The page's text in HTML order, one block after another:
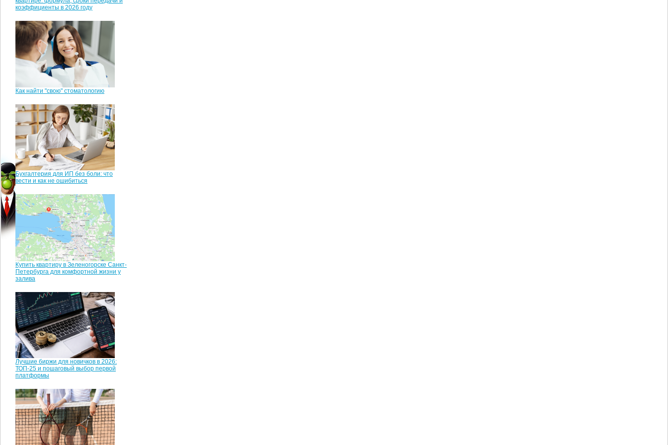
коэффициенты в 2026 году
Как найти "свою" стоматологию
Бухгалтерия для ИП без боли: что
вести и как не ошибиться
Купить квартиру в Зеленогорске Санкт-
Петербурга для комфортной жизни у
залива
Лучшие биржи для новичков в 2026:
ТОП-25 и пошаговый выбор первой
платформы